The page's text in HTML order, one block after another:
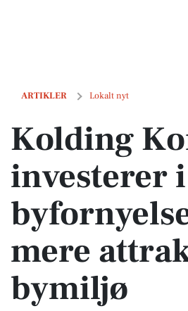
ARTIKLER Lokalt nyt
Kolding Kommune investerer i
Kolding
investerer i
mere
bymiljø